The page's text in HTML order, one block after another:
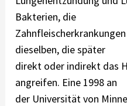
Bakterien, die
dieselben, die später
direkt oder indirekt das
angreifen. Eine 1998 an
der Universität von